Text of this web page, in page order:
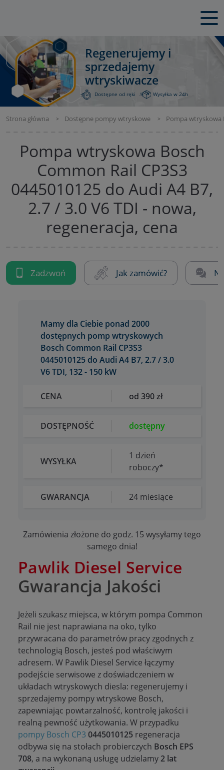
Regenerujemy i
sprzedajemy
wtryskiwacze
Dostępne od ręki Wysyłka w 24h
Strona główna Dostępne pompy wtryskowe Pompa wtryskowa
Pompa wtryskowa Bosch
Common Rail CP3S3
0445010125 do Audi A4 B7,
2.7 / 3.0 V6 TDI - nowa,
regeneracja, cena
Zadzwoń Jak zamówić?
Mamy dla Ciebie ponad 2000
dostępnych pomp wtryskowych
Bosch Common Rail CP3S3
0445010125 do Audi A4 B7, 2.7 / 3.0
V6 TDI, 132 - 150 kW
CENA od 390 zł
DOSTĘPNOŚĆ dostępny
WYSYŁKA
1 dzień
roboczy*
GWARANCJA 24 miesiące
Zamówienia złożone do godz. 15 wysyłamy tego
samego dnia!
Pawlik Diesel Service
Gwarancja Jakości
Jeżeli szukasz miejsca, w którym pompa Common
Rail nie jest naprawiana na oko, tylko
przywracana do parametrów pracy zgodnych z
technologią Bosch, jesteś pod właściwym
adresem. W Pawlik Diesel Service łączymy
podejście serwisowe z doświadczeniem w
układach wtryskowych diesla: regenerujemy i
sprzedajemy pompy wtryskowe Bosch,
zapewniając powtarzalność, kontrolę jakości i
realną pewność użytkowania. W przypadku
pompy Bosch CP3 0445010125 regeneracja
odbywa się na stołach probierczych Bosch EPS
708, a na wykonaną usługę udzielamy2 lat